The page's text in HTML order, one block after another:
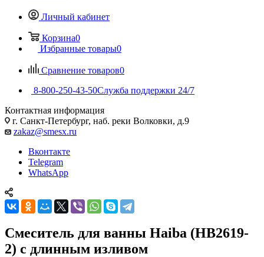
Личный кабинет
Корзина0
Избранные товары0
Сравнение товаров0
8-800-250-43-50Служба поддержки 24/7
Контактная информация
г. Санкт-Петербург, наб. реки Волковки, д.9
zakaz@smesx.ru
Вконтакте
Telegram
WhatsApp
Смеситель для ванны Haiba (HB2619-
2) с длинным изливом